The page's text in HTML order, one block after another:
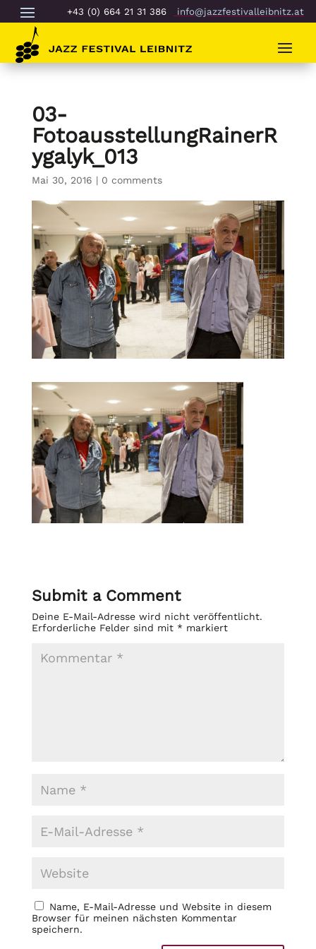
+43 (0) 664 21 31 386 info@jazzfestivalleibnitz.at
03-
FotoausstellungRainerR
ygalyk_013
Mai 30, 2016 | 0 comments
Submit a Comment
Deine E-Mail-Adresse wird nicht veröffentlicht.
Erforderliche Felder sind mit *markiert
Name, E-Mail-Adresse und Website in diesem
Browser für meinen nächsten Kommentar
speichern.